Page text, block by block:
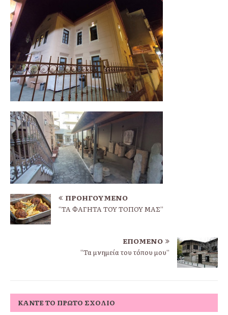
ΠΡΟΗΓΟΎΜΕΝΟ
“ΤΑ ΦΑΓΗΤΑ ΤΟΥ ΤΟΠΟΥ ΜΑΣ”
ΕΠΌΜΕΝΟ
“Τα μνημεία του τόπου μου”
ΚΆΝΤΕ ΤΟ ΠΡΏΤΟ ΣΧΌΛΙΟ